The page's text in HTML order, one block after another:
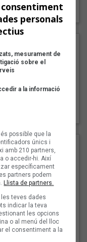
personals
mesurament de
sobre el
a la informació
possible que la
únics i
amb 210 partners,
o accedir-hi. Així
específicament
partners podem
Llista de partners.
teves dades
indicar la teva
les opcions
o al menú del lloc
el consentiment a la